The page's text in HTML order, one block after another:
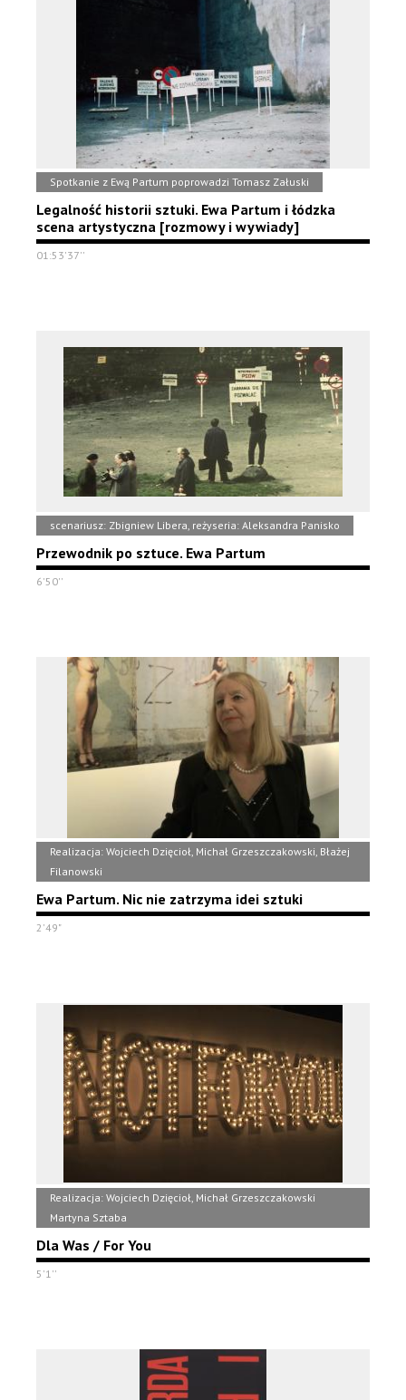
Spotkanie z Ewą Partum poprowadzi Tomasz Załuski
Legalność historii sztuki. Ewa Partum i łódzka
scena artystyczna [rozmowy i wywiady]
01:53'37''
scenariusz: Zbigniew Libera, reżyseria: Aleksandra Panisko
Przewodnik po sztuce. Ewa Partum
6'50''
Realizacja: Wojciech Dzięcioł, Michał Grzeszczakowski, Błażej
Filanowski
Ewa Partum. Nic nie zatrzyma idei sztuki
2'49"
Realizacja: Wojciech Dzięcioł, Michał Grzeszczakowski
Martyna Sztaba
Dla Was / For You
5'1''